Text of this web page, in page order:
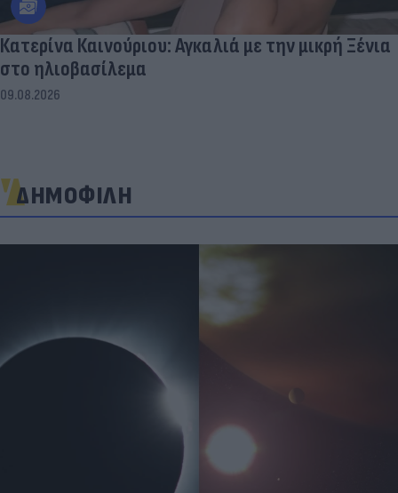
Κατερίνα Καινούριου: Αγκαλιά με την μικρή Ξένια
στο ηλιοβασίλεμα
09.08.2026
ΔΗΜΟΦΙΛΗ